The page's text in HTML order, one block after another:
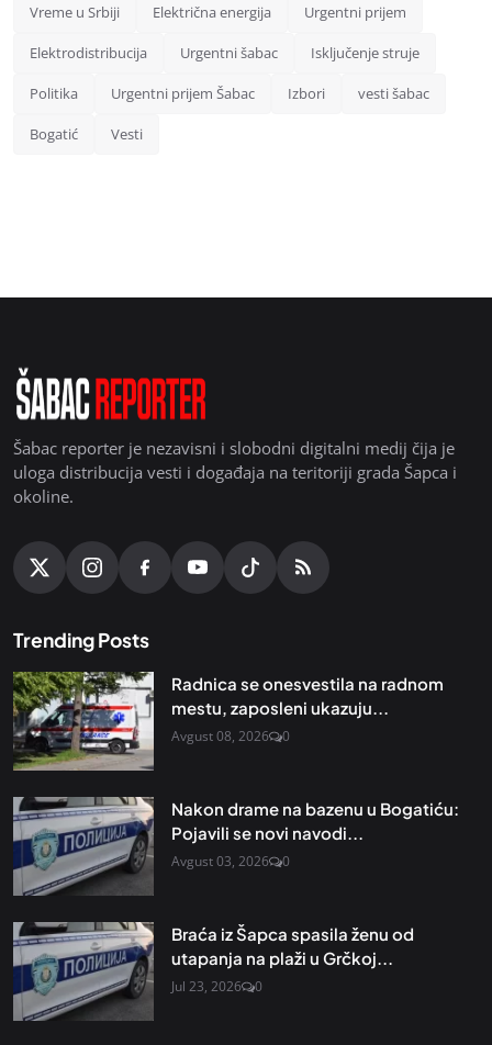
Vreme u Srbiji Električna energija Urgentni prijem
Elektrodistribucija Urgentni šabac Isključenje struje
Politika Urgentni prijem Šabac Izbori vesti šabac
Bogatić Vesti
Šabac reporter je nezavisni i slobodni digitalni medij čija je
uloga distribucija vesti i događaja na teritoriji grada Šapca i
okoline.
Trending Posts
Radnica se onesvestila na radnom
mestu, zaposleni ukazuju...
Avgust 08, 2026 0
Nakon drame na bazenu u Bogatiću:
Pojavili se novi navodi...
Avgust 03, 2026 0
Braća iz Šapca spasila ženu od
utapanja na plaži u Grčkoj...
Jul 23, 2026 0